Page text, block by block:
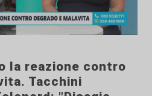
la reazione contro
Tacchini